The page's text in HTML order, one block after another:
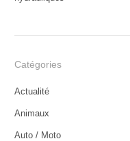
Catégories
Actualité
Animaux
Auto / Moto